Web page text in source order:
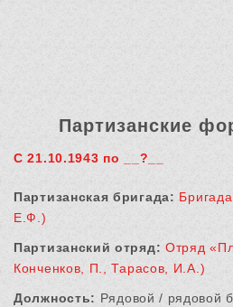
Партизанские
С 21.10.1943 по __?__
Партизанская бригада:
Е.Ф.)
Партизанский отряд: Отряд
Конченков, П., Тарасов, И.А.)
Должность: Рядовой / рядовой